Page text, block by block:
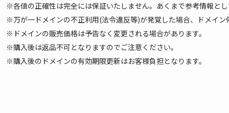
※各値の正確性は完全には保証いたしません。あくまで参考情報と
※万が一ドメインの不正利用(法令違反等)が発覚した場合、ドメイ
※ドメインの販売価格は予告なく変更される場合があります。
※購入後は返品不可となりますのでご注意ください。
※購入後のドメインの有効期限更新はお客様負担となります。